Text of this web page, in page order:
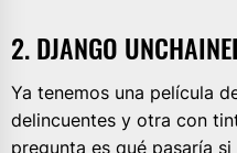
2. DJANGO
Ya tenemos una película
delincuentes y otra con
pregunta es qué pasaría